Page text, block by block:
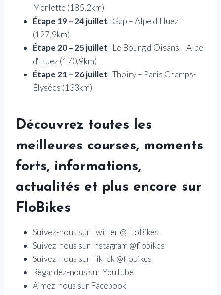
Merlette (185,2km)
Étape 19 – 24 juillet :Gap – Alpe d'Huez
(127,9km)
Étape 20 – 25 juillet : Le Bourg d'Oisans – Alpe
d'Huez (170,9km)
Étape 21 – 26 juillet :Thoiry – Paris Champs-
Élysées (133km)
Découvrez toutes les
meilleures courses, moments
forts, informations,
actualités et plus encore sur
FloBikes
Suivez-nous sur Twitter @FloBikes
Suivez-nous sur Instagram @flobikes
Suivez-nous sur TikTok @flobikes
Regardez-nous sur YouTube
Aimez-nous sur Facebook